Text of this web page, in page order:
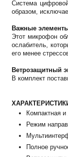
Система
образом,
Важные
Этот микрофон
ослабитель,
его менее
Ветрозащитный
В комплект
Компактная
Режим
Полное